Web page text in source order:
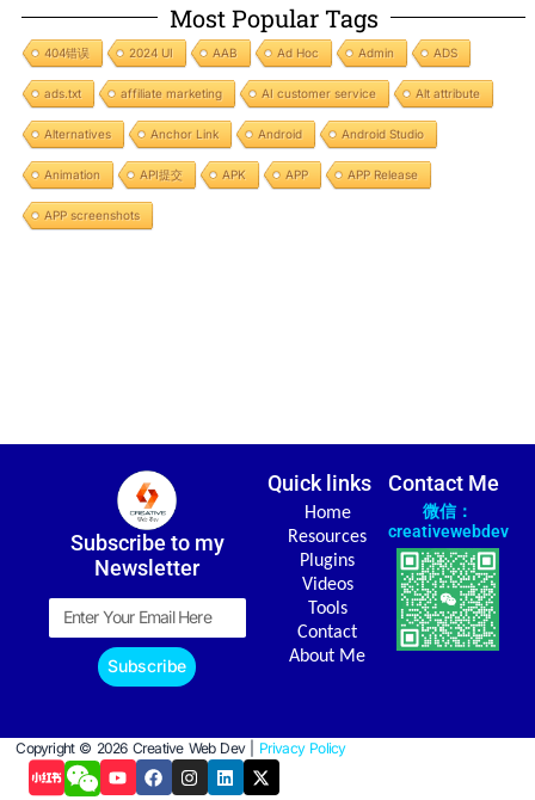
Most Popular Tags
404错误 2024 UI AAB Ad Hoc Admin ADS
ads.txt affiliate marketing AI customer service Alt attribute
Alternatives Anchor Link Android Android Studio
Animation API提交 APK APP APP Release
APP screenshots
Subscribe to my
Newsletter
Email
Subscribe
Quick links
Home
Resources
Plugins
Videos
Tools
Contact
About Me
Contact Me
微信：
creativewebdev
Copyright © 2026 Creative Web Dev | Privacy Policy
Y
o
F
a
I
n
L
i
X
-